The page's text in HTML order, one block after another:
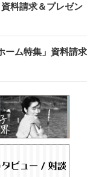
料請求＆プレゼン
ーム特集」資料請求